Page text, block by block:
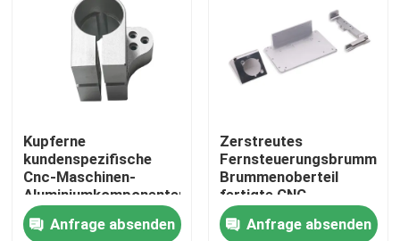
Zu Hause
Kupferne
kundenspezifische
Cnc-Maschinen-
Aluminiumkomponenten
Achse Cnc 5 Achse
Cnc 4Anfrage absenden
Zerstreutes
Brummenoberteil
fertigte CNC
besonders an
Anfrage absenden